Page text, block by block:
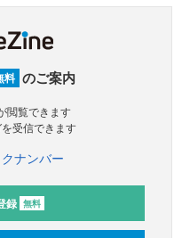
料 のご案内
閲覧できます
受信できます
ナンバー
録 無料